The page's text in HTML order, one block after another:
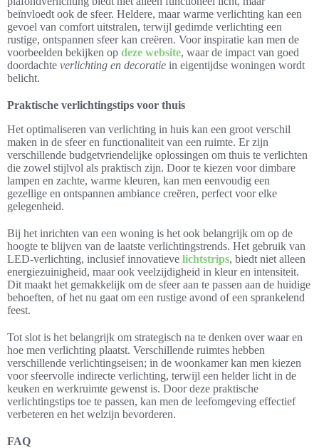
beïnvloedt ook de sfeer. Heldere, maar warme verlichting kan een
gevoel van comfort uitstralen, terwijl gedimde verlichting een
rustige, ontspannen sfeer kan creëren. Voor inspiratie kan men de
voorbeelden bekijken op deze website, waar de impact van goed
doordachte verlichting en decoratie in eigentijdse woningen wordt
belicht.
Praktische verlichtingstips voor thuis
Het optimaliseren van verlichting in huis kan een groot verschil
maken in de sfeer en functionaliteit van een ruimte. Er zijn
verschillende budgetvriendelijke oplossingen om thuis te verlichten
die zowel stijlvol als praktisch zijn. Door te kiezen voor dimbare
lampen en zachte, warme kleuren, kan men eenvoudig een
gezellige en ontspannen ambiance creëren, perfect voor elke
gelegenheid.
Bij het inrichten van een woning is het ook belangrijk om op de
hoogte te blijven van de laatste verlichtingstrends. Het gebruik van
LED-verlichting, inclusief innovatieve lichtstrips, biedt niet alleen
energiezuinigheid, maar ook veelzijdigheid in kleur en intensiteit.
Dit maakt het gemakkelijk om de sfeer aan te passen aan de huidige
behoeften, of het nu gaat om een rustige avond of een sprankelend
feest.
Tot slot is het belangrijk om strategisch na te denken over waar en
hoe men verlichting plaatst. Verschillende ruimtes hebben
verschillende verlichtingseisen; in de woonkamer kan men kiezen
voor sfeervolle indirecte verlichting, terwijl een helder licht in de
keuken en werkruimte gewenst is. Door deze praktische
verlichtingstips toe te passen, kan men de leefomgeving effectief
verbeteren en het welzijn bevorderen.
FAQ